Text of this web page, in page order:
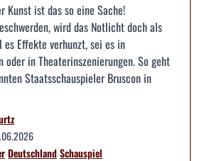
Kunst ist das so eine Sache!
wird das Notlicht doch als
Effekte verhunzt, sei es in
oder in Theaterinszenierungen. So geht
Staatsschauspieler Bruscon in
DeutschlandSchauspiel